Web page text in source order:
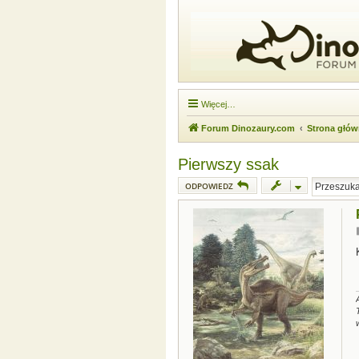
Więcej…
Forum Dinozaury.com Strona
Pierwszy ssak
ODPOWIEDZ